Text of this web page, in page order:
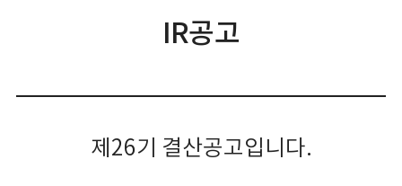
IR공고
제26기 결산공고입니다.